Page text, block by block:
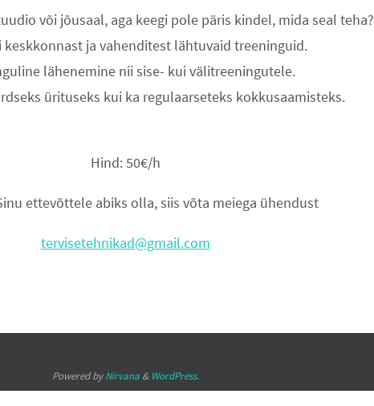
või jõusaal, aga keegi pole päris kindel, mida seal teha?
keskkonnast ja vahenditest lähtuvaid treeninguid.
lähenemine nii sise- kui välitreeningutele.
ürituseks kui ka regulaarseteks kokkusaamisteks.
Hind: 50€/h
ettevõttele abiks olla, siis võta meiega ühendust
tervisetehnikad@gmail.com
Powered byNirvana& WordPress.